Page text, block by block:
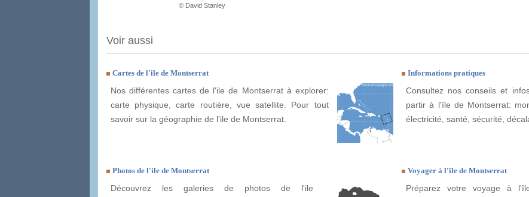
© David Stanley
Voir aussi
Cartes de l'ile de Montserrat
Nos différentes cartes de l'ile de Montserrat à explorer:
carte physique, carte routière, vue satellite. Pour tout
savoir sur la géographie de l'ile de Montserrat.
Informations pratiques
Consultez nos conseils et
partir à l'île de Montserrat:
électricité, santé, sécurité,
Photos de l'ile de Montserrat
Découvrez les galeries de photos de l'ile
Voyager à l'île de Montserrat
Préparez votre voyage à